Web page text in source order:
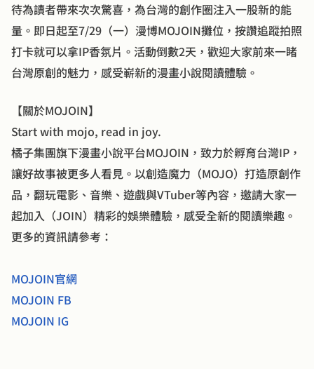
待為讀者帶來次次驚喜，為台灣的創作圈注入一股新的能
量。即日起至7/29（一）漫博MOJOIN攤位，按讚追蹤拍照
打卡就可以拿IP香氛片。活動倒數2天，歡迎大家前來一睹
台灣原創的魅力，感受嶄新的漫畫小說閱讀體驗。
【關於MOJOIN】
Start with mojo, read in joy.
橘子集團旗下漫畫小說平台MOJOIN，致力於孵育台灣IP，
讓好故事被更多人看見。以創造魔力（MOJO）打造原創作
品，翻玩電影、音樂、遊戲與VTuber等內容，邀請大家一
起加入（JOIN）精彩的娛樂體驗，感受全新的閱讀樂趣。
更多的資訊請參考：
MOJOIN官網
MOJOIN FB
MOJOIN IG